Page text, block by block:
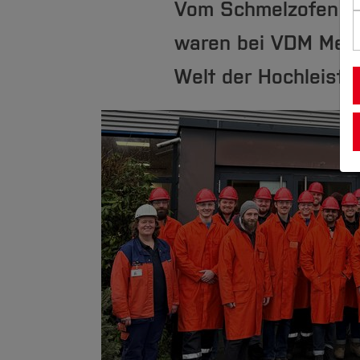
Vom Schmelzofen
waren bei VDM
Welt der